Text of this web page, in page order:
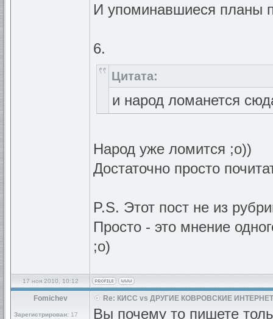
И упоминавшиеся планы
6.
Цитата:
и народ ломанется
Народ уже ломится ;о))
Достаточно просто
P.S. Этот пост не из
Просто - это мнение
;о)
17 ноя 2010, 10:12
Fomichev
Зарегистрирован: 17
Re: КИСС vs ДРУГИЕ КОВРОВСКИЕ
Вы почему то пишете